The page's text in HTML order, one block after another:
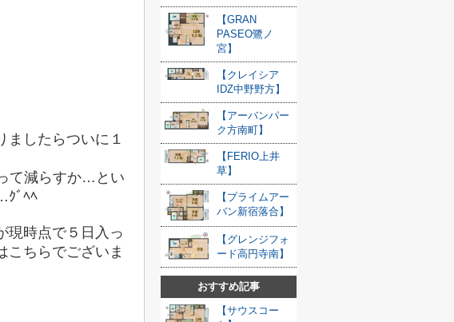
ましたらついに１
て減らすか…とい
ｸﾞﾍﾍ
現時点で５日入っ
こちらでございま
【GRAN
PASEO鷺ノ
宮】
【クレイシア
IDZ中野野方】
【アーバンパー
ク方南町】
【FERIO上井
草】
【プライムアー
バン新宿落合】
【グレンジフォ
ード高円寺南】
おすすめ記事
【サウスコー